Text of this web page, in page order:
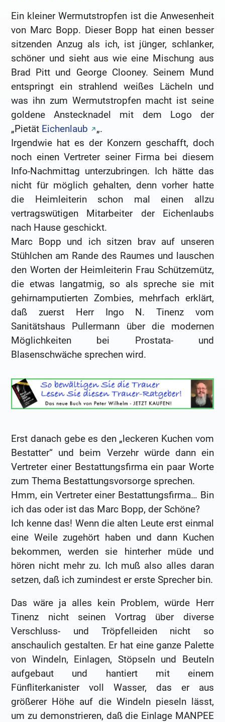
Ein kleiner Wermutstropfen ist die Anwesenheit
von Marc Bopp. Dieser Bopp hat einen besser
sitzenden Anzug als ich, ist jünger, schlanker,
schöner und sieht aus wie eine Mischung aus
Brad Pitt und George Clooney. Seinem Mund
entspringt ein strahlend weißes Lächeln und
was ihn zum Wermutstropfen macht ist seine
goldene Anstecknadel mit dem Logo der
„Pietät Eichenlaub
„.
Irgendwie hat es der Konzern geschafft, doch
noch einen Vertreter seiner Firma bei diesem
Info-Nachmittag unterzubringen. Ich hätte das
nicht für möglich gehalten, denn vorher hatte
die Heimleiterin schon mal einen allzu
vertragswütigen Mitarbeiter der Eichenlaubs
nach Hause geschickt.
Marc Bopp und ich sitzen brav auf unseren
Stühlchen am Rande des Raumes und lauschen
den Worten der Heimleiterin Frau Schützemütz,
die etwas langatmig, so als spreche sie mit
gehirnamputierten Zombies, mehrfach erklärt,
daß zuerst Herr Ingo N. Tinenz vom
Sanitätshaus Pullermann über die modernen
Möglichkeiten bei Prostata- und
Blasenschwäche sprechen wird.
Erst danach gebe es den „leckeren Kuchen vom
Bestatter“ und beim Verzehr würde dann ein
Vertreter einer Bestattungsfirma ein paar Worte
zum Thema Bestattungsvorsorge sprechen.
Hmm, ein Vertreter einer Bestattungsfirma… Bin
ich das oder ist das Marc Bopp, der Schöne?
Ich kenne das! Wenn die alten Leute erst einmal
eine Weile zugehört haben und dann Kuchen
bekommen, werden sie hinterher müde und
hören nicht mehr zu. Ich muß also alles daran
setzen, daß ich zumindest er erste Sprecher bin.
Das wäre ja alles kein Problem, würde Herr
Tinenz nicht seinen Vortrag über diverse
Verschluss- und Tröpfelleiden nicht so
anschaulich gestalten. Er hat eine ganze Palette
von Windeln, Einlagen, Stöpseln und Beuteln
aufgebaut und hantiert mit einem
Fünfliterkanister voll Wasser, das er aus
größerer Höhe auf die Windeln pieseln lässt,
um zu demonstrieren, daß die Einlage MANPEE